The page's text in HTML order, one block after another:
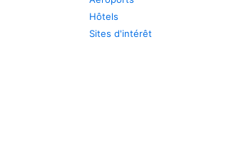
Hôtels
Sites d'intérêt